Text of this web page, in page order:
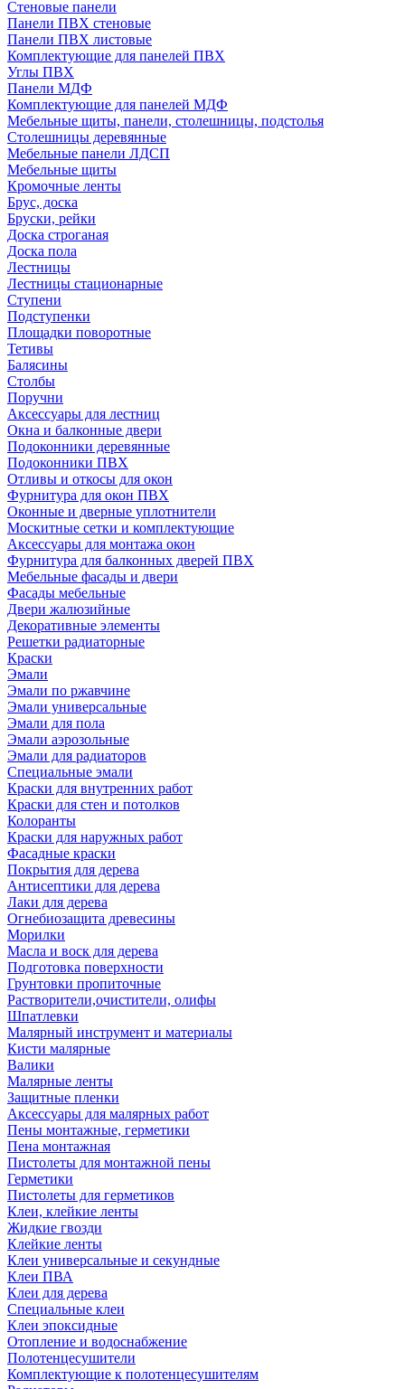
Стеновые панели
Панели ПВХ стеновые
Панели ПВХ листовые
Комплектующие для панелей ПВХ
Углы ПВХ
Панели МДФ
Комплектующие для панелей МДФ
Мебельные щиты, панели, столешницы, подстолья
Столешницы деревянные
Мебельные панели ЛДСП
Мебельные щиты
Кромочные ленты
Брус, доска
Бруски, рейки
Доска строганая
Доска пола
Лестницы
Лестницы стационарные
Ступени
Подступенки
Площадки поворотные
Тетивы
Балясины
Столбы
Поручни
Аксессуары для лестниц
Окна и балконные двери
Подоконники деревянные
Подоконники ПВХ
Отливы и откосы для окон
Фурнитура для окон ПВХ
Оконные и дверные уплотнители
Москитные сетки и комплектующие
Аксессуары для монтажа окон
Фурнитура для балконных дверей ПВХ
Мебельные фасады и двери
Фасады мебельные
Двери жалюзийные
Декоративные элементы
Решетки радиаторные
Краски
Эмали
Эмали по ржавчине
Эмали универсальные
Эмали для пола
Эмали аэрозольные
Эмали для радиаторов
Специальные эмали
Краски для внутренних работ
Краски для стен и потолков
Колоранты
Краски для наружных работ
Фасадные краски
Покрытия для дерева
Антисептики для дерева
Лаки для дерева
Огнебиозащита древесины
Морилки
Масла и воск для дерева
Подготовка поверхности
Грунтовки пропиточные
Растворители,очистители, олифы
Шпатлевки
Малярный инструмент и материалы
Кисти малярные
Валики
Малярные ленты
Защитные пленки
Аксессуары для малярных работ
Пены монтажные, герметики
Пена монтажная
Пистолеты для монтажной пены
Герметики
Пистолеты для герметиков
Клеи, клейкие ленты
Жидкие гвозди
Клейкие ленты
Клеи универсальные и секундные
Клеи ПВА
Клеи для дерева
Специальные клеи
Клеи эпоксидные
Отопление и водоснабжение
Полотенцесушители
Комплектующие к полотенцесушителям